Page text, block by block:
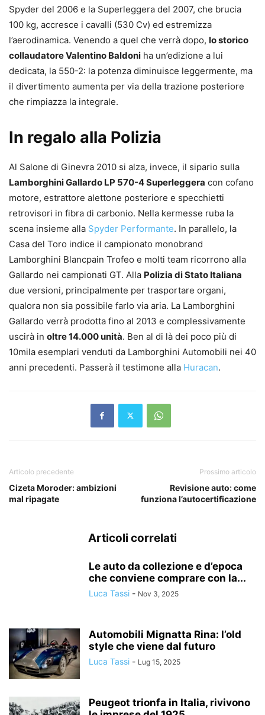
Spyder del 2006 e la Superleggera del 2007, che brucia
100 kg, accresce i cavalli (530 Cv) ed estremizza
l’aerodinamica. Venendo a quel che verrà dopo, lo storico
collaudatore Valentino Baldoni ha un’edizione a lui
dedicata, la 550-2: la potenza diminuisce leggermente, ma
il divertimento aumenta per via della trazione posteriore
che rimpiazza la integrale.
In regalo alla Polizia
Al Salone di Ginevra 2010 si alza, invece, il sipario sulla
Lamborghini Gallardo LP 570-4 Superleggera con cofano
motore, estrattore alettone posteriore e specchietti
retrovisori in fibra di carbonio. Nella kermesse ruba la
scena insieme alla Spyder Performante. In parallelo, la
Casa del Toro indice il campionato monobrand
Lamborghini Blancpain Trofeo e molti team ricorrono alla
Gallardo nei campionati GT. Alla Polizia di Stato Italiana
due versioni, principalmente per trasportare organi,
qualora non sia possibile farlo via aria. La Lamborghini
Gallardo verrà prodotta fino al 2013 e complessivamente
uscirà in oltre 14.000 unità. Ben al di là dei poco più di
10mila esemplari venduti da Lamborghini Automobili nei 40
anni precedenti. Passerà il testimone alla Huracan.
Articolo precedente
Cizeta Moroder: ambizioni
mal ripagate
Prossimo articolo
Revisione auto: come
funziona l’autocertificazione
Articoli correlati
Le auto da collezione e d’epoca
che conviene comprare con la...
Luca Tassi - Nov 3, 2025
Automobili Mignatta Rina: l’old
style che viene dal futuro
Luca Tassi - Lug 15, 2025
Peugeot trionfa in Italia, rivivono